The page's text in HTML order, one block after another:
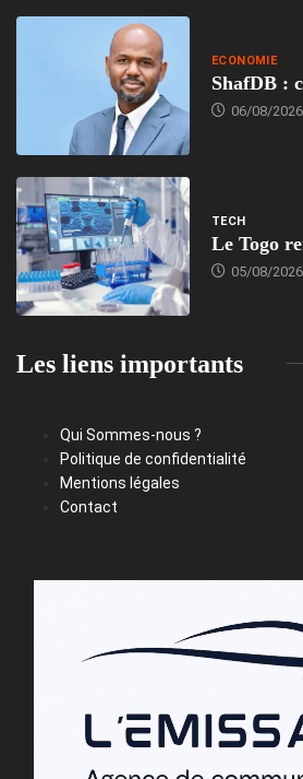
ECONOMIE
ShafDB :
06/08/2026
TECH
Le Togo
05/08/2026
Les liens importants
Qui Sommes-nous ?
Politique de confidentialité
Mentions légales
Contact